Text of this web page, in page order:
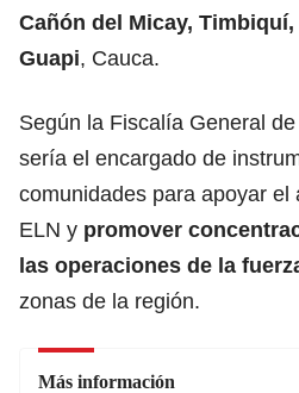
Cañón del Micay,
Guapi, Cauca.
Según la Fiscalía General de
sería el encargado de
comunidades para apoyar el
ELN y promover
las operaciones de la
zonas de la región.
Más información